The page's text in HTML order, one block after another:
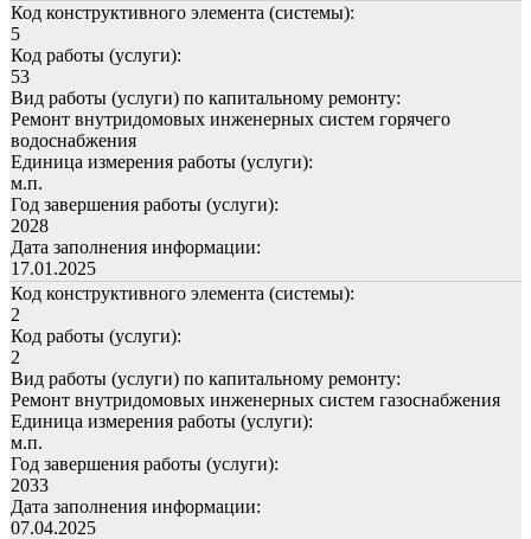
Код конструктивного элемента (системы):
5
Код работы (услуги):
53
Вид работы (услуги) по капитальному ремонту:
Ремонт внутридомовых инженерных систем горячего
водоснабжения
Единица измерения работы (услуги):
м.п.
Год завершения работы (услуги):
2028
Дата заполнения информации:
17.01.2025
Код конструктивного элемента (системы):
2
Код работы (услуги):
2
Вид работы (услуги) по капитальному ремонту:
Ремонт внутридомовых инженерных систем газоснабжения
Единица измерения работы (услуги):
м.п.
Год завершения работы (услуги):
2033
Дата заполнения информации:
07.04.2025